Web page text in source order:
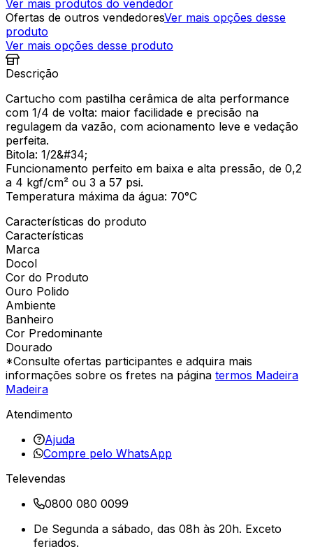
Ver mais produtos do vendedor
Ofertas de outros vendedoresVer mais opções desse
produto
Ver mais opções desse produto
Descrição
Cartucho com pastilha cerâmica de alta performance
com 1/4 de volta: maior facilidade e precisão na
regulagem da vazão, com acionamento leve e vedação
perfeita.
Bitola: 1/2&#34;
Funcionamento perfeito em baixa e alta pressão, de 0,2
a 4 kgf/cm² ou 3 a 57 psi.
Temperatura máxima da água: 70°C
Características do produto
Características
Marca
Docol
Cor do Produto
Ouro Polido
Ambiente
Banheiro
Cor Predominante
Dourado
*Consulte ofertas participantes e adquira mais
informações sobre os fretes na página termos Madeira
Madeira
Atendimento
Ajuda
Compre pelo WhatsApp
Televendas
0800 080 0099
De Segunda a sábado, das 08h às 20h. Exceto
feriados.